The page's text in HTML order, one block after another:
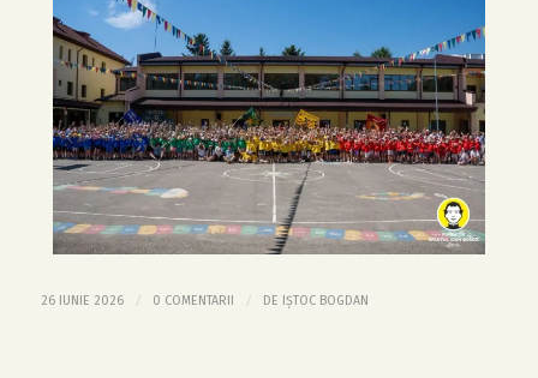
26 IUNIE 2026 / 0 COMENTARII / DE IȘTOC BOGDAN